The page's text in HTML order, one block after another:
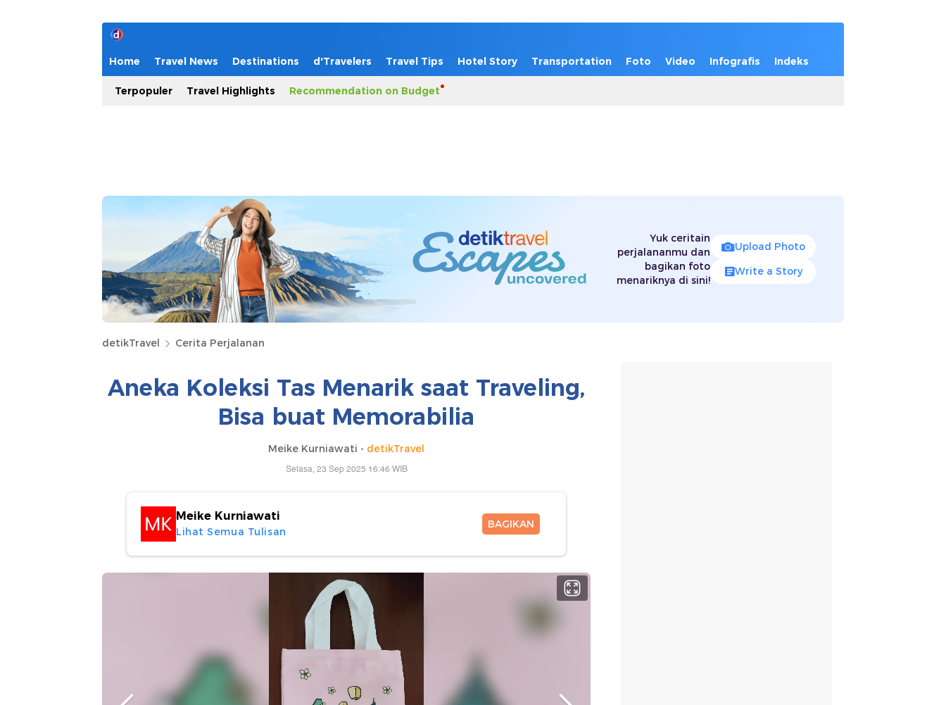
Home Travel News Destinations d'Travelers Travel Tips Hotel Story Transportation Foto Video Infografis Indeks
Terpopuler Travel Highlights Recommendation on Budget
Yuk ceritain
perjalananmu dan
bagikan foto
menariknya di sini!
Upload Photo
Write a Story
detikTravel Cerita Perjalanan
Aneka Koleksi Tas Menarik saat Traveling,
Bisa buat Memorabilia
Meike Kurniawati - detikTravel
Selasa, 23 Sep 2025 16:46 WIB
Meike Kurniawati
Lihat Semua Tulisan
BAGIKAN